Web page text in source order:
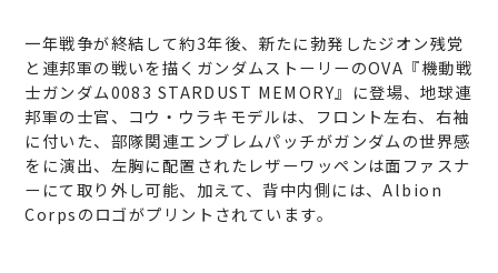
一年戦争が終結して約3年後、新たに勃発したジオン残党
と連邦軍の戦いを描くガンダムストーリーのOVA『機動戦
士ガンダム0083 STARDUST MEMORY』に登場、地球連
邦軍の士官、コウ・ウラキモデルは、フロント左右、右袖
に付いた、部隊関連エンブレムパッチがガンダムの世界感
をに演出、左胸に配置されたレザーワッペンは面ファスナ
ーにて取り外し可能、加えて、背中内側には、Albion
Corpsのロゴがプリントされています。